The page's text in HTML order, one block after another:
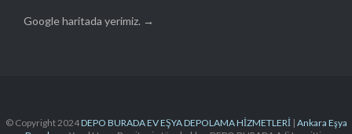
Google haritada yerimiz. →
© Copyright 2024DEPO BURADA EV EŞYA DEPOLAMA HİZMETLERİ| Ankara Eşya